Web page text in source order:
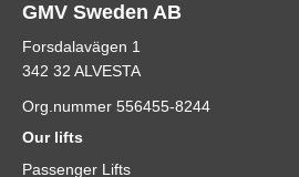
GMV Sweden AB
Forsdalavägen 1
342 32 ALVESTA
Org.nummer 556455-8244
Our lifts
Passenger Lifts